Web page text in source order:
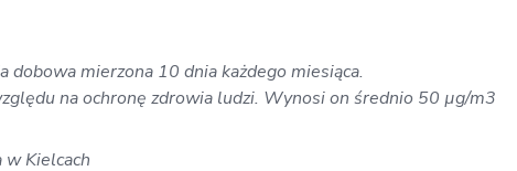
mierzona 10 dnia każdego miesiąca.
na ochronę zdrowia ludzi. Wynosi on średnio 50 µg/m3
Kielcach